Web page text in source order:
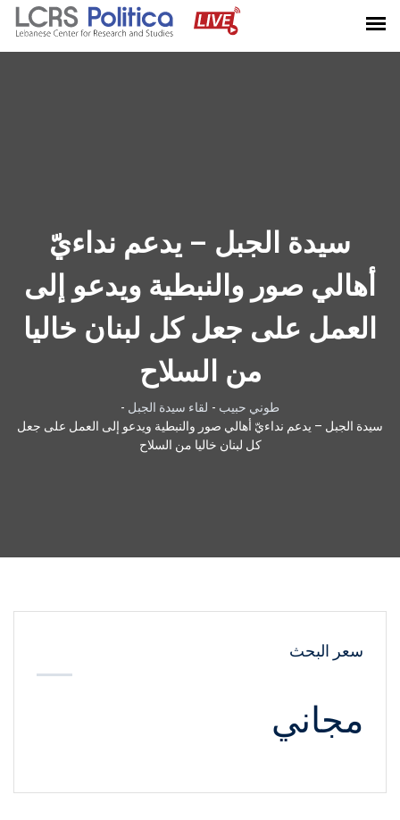
سيدة الجبل – يدعم نداءيّ
أهالي صور والنبطية ويدعو إلى
العمل على جعل كل لبنان خاليا
من السلاح
طوني حبيب - لقاء سيدة الجبل -
سيدة الجبل – يدعم نداءيّ أهالي صور والنبطية ويدعو إلى العمل على جعل
كل لبنان خاليا من السلاح
سعر البحث
مجاني